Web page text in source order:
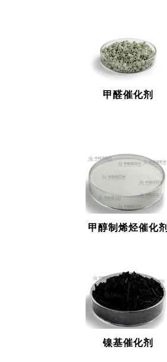
甲醛催化剂
甲醇制烯烃催化剂
镍基催化剂